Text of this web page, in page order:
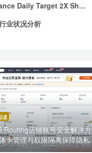
Defiance Daily Target 2X Short MSTR ETF基本情况
业状况分析
读
Routing店铺账号安全解决方
卡管理与权限隔离保障隐私